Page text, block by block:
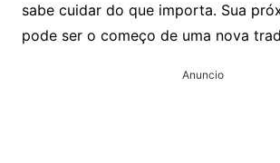
sabe cuidar do que importa. Sua
pode ser o começo de uma nova
Anuncio